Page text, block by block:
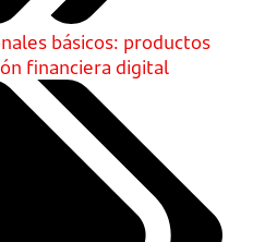
básicos: productos
financiera digital